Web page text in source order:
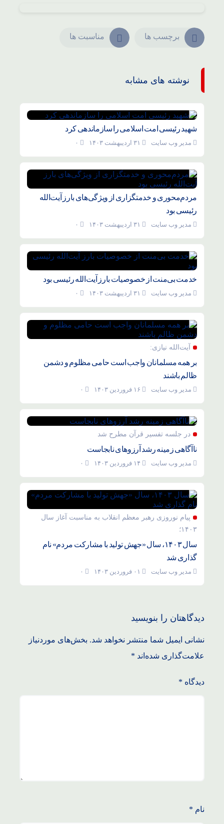
برچسب ها مناسبت ها
نوشته های مشابه
شهید رئیسی امت اسلامی را سازماندهی کرد
مدیر وب سایت ۰
مردم‌محوری و خدمتگزاری از ویژگی‌های بارز آیت‌الله
رئیسی بود
مدیر وب سایت ۰
خدمت بی‌منت از خصوصیات بارز آیت‌الله رئیسی بود
مدیر وب سایت ۰
آیت‌الله نیازی:
بر همه مسلمانان واجب است حامی مظلوم و دشمن
ظالم باشند
مدیر وب سایت ۰
در جلسه تفسیر قرآن مطرح شد
ناآگاهی زمینه رشد آرزوهای نابجاست
مدیر وب سایت ۰
پیام نوروزی رهبر معظم انقلاب به مناسبت آغاز سال
۱۴۰۳؛
سال ۱۴۰۳، سال «جهش تولید با مشارکت مردم» نام
گذاری شد
مدیر وب سایت ۰
دیدگاهتان را بنویسید
نشانی ایمیل شما منتشر نخواهد شد. بخش‌های موردنیاز
علامت‌گذاری شده‌اند *
دیدگاه *
نام *